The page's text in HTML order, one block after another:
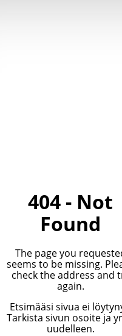
404 - Not
Found
The page you
seems to be missing.
check the address and
again.
Etsimääsi sivua ei
Tarkista sivun osoite ja
uudelleen.